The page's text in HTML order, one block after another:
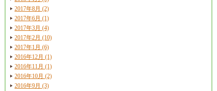
2017年8月 (2)
2017年6月 (1)
2017年3月 (4)
2017年2月 (10)
2017年1月 (6)
2016年12月 (1)
2016年11月 (1)
2016年10月 (2)
2016年9月 (3)